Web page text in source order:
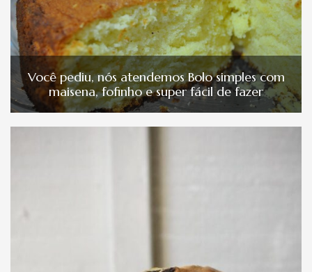
Você pediu, nós atendemos Bolo simples com
maisena, fofinho e super fácil de fazer